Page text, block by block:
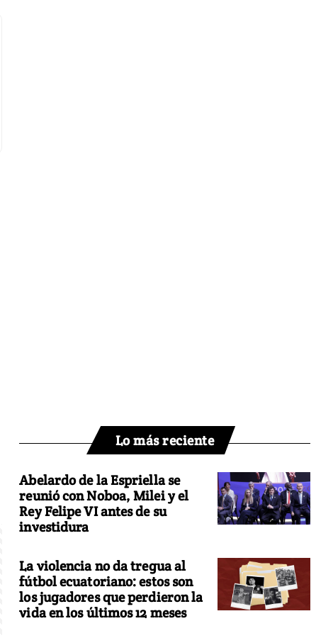
Lo más reciente
Abelardo de la Espriella se
reunió con Noboa, Milei y el
Rey Felipe VI antes de su
investidura
La violencia no da tregua al
fútbol ecuatoriano: estos son
los jugadores que perdieron la
vida en los últimos 12 meses